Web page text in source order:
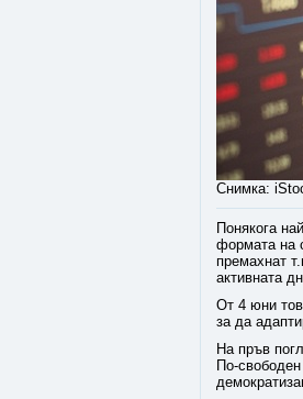
Снимка:
Понякога
формата на
премахнат
активната
От 4 юни
за да
На пръв
По-